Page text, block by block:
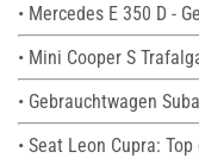
• Mercedes E 350 D -
• Mini Cooper S
• Gebrauchtwagen
• Seat Leon Cupra: